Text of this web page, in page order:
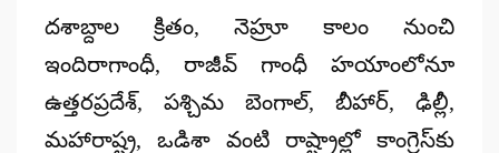
దశాబ్దాల క్రితం, నెహ్రూ కాలం నుంచి
ఇందిరాగాంధీ, రాజీవ్ గాంధీ హయాంలోనూ
ఉత్తరప్రదేశ్, పశ్చిమ బెంగాల్, బీహార్, ఢిల్లీ,
మహారాష్ట్ర, ఒడిశా వంటి రాష్ట్రాల్లో కాంగ్రెస్‌కు